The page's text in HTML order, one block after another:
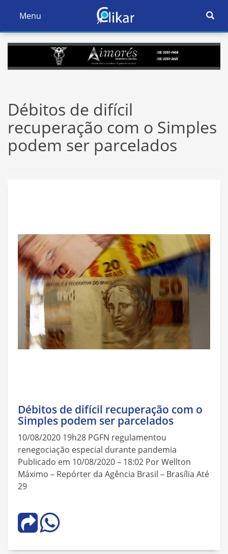
Ativar
Navegação
Menu
Ativar
Débitos de difícil
recuperação com o Simples
podem ser parcelados
Débitos de difícil recuperação com o
Simples podem ser parcelados
10/08/2020 19h28 PGFN regulamentou
renegociação especial durante pandemia
Publicado em 10/08/2020 – 18:02 Por Wellton
Máximo – Repórter da Agência Brasil – Brasília Até
29